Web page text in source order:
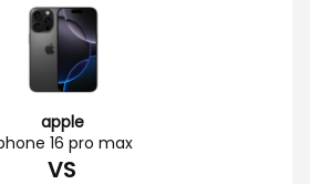
apple
16 pro max
VS